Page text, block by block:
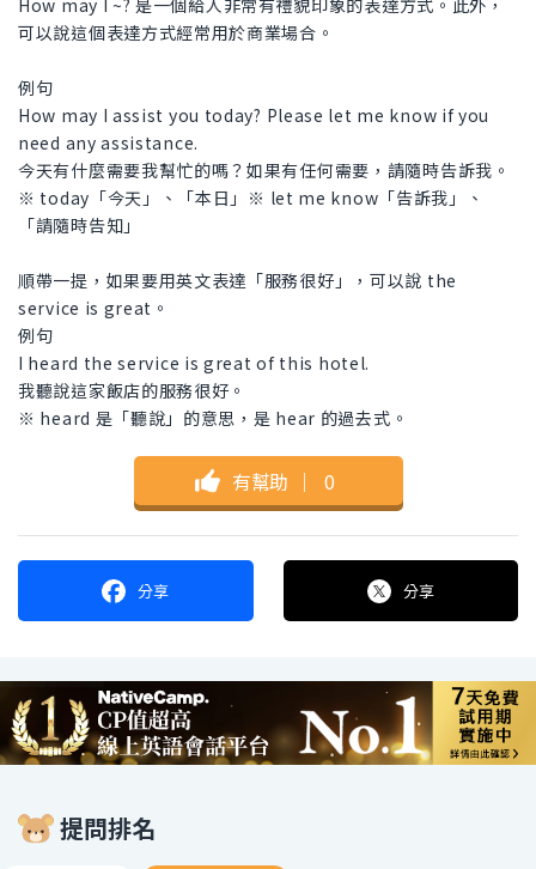
How may I ~? 是一個給人非常有禮貌印象的表達方式。此外，
可以說這個表達方式經常用於商業場合。
例句
How may I assist you today? Please let me know if you
need any assistance.
今天有什麼需要我幫忙的嗎？如果有任何需要，請隨時告訴我。
※ today「今天」、「本日」※ let me know「告訴我」、
「請隨時告知」
順帶一提，如果要用英文表達「服務很好」，可以說 the
service is great。
例句
I heard the service is great of this hotel.
我聽說這家飯店的服務很好。
※ heard 是「聽說」的意思，是 hear 的過去式。
有幫助 ｜ 0
分享 分享
提問排名